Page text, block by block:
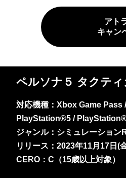
アト
キャン
ペルソナ５ タクティ
対応機種：Xbox Game
PlayStation®5 /
ジャンル：シミュレーション
リリース：2023年11月17日(
CERO：C（15歳以上対象）